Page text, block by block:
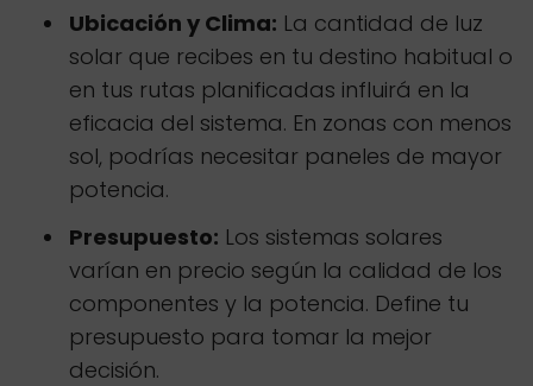
Ubicación y Clima: La cantidad de luz
solar que recibes en tu destino habitual o
en tus rutas planificadas influirá en la
eficacia del sistema. En zonas con menos
sol, podrías necesitar paneles de mayor
potencia.
Presupuesto: Los sistemas solares
varían en precio según la calidad de los
componentes y la potencia. Define tu
presupuesto para tomar la mejor
decisión.